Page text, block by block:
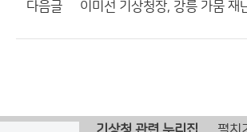
다음글 이미선 기상청장, 강릉 가뭄 재